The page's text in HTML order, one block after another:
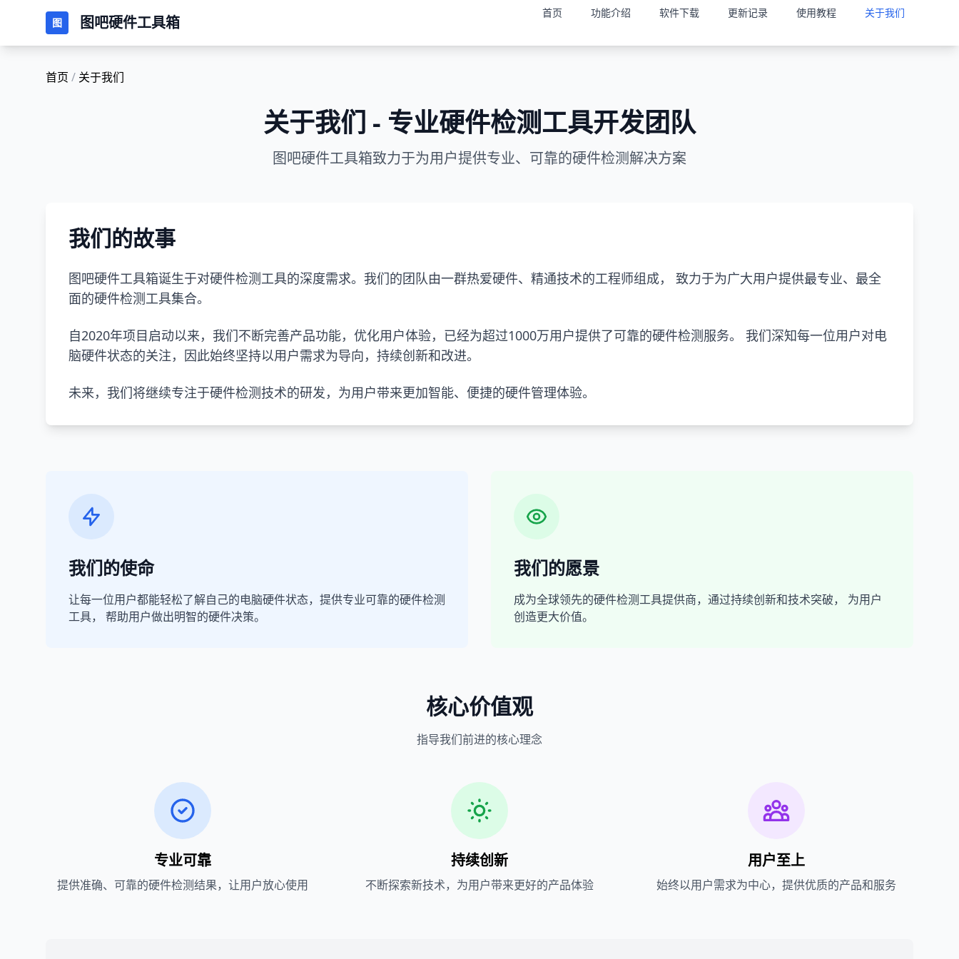
图 图吧硬件工具箱
首页 功能介绍 软件下载 更新记录 使用教程 关于我们
首页 / 关于我们
关于我们 - 专业硬件检测工具开发团队
图吧硬件工具箱致力于为用户提供专业、可靠的硬件检测解决方案
我们的故事
图吧硬件工具箱诞生于对硬件检测工具的深度需求。我们的团队由一群热爱硬件、精通技术的工程师组成， 致力于为广大用户提供最专业、最全
面的硬件检测工具集合。
自2020年项目启动以来，我们不断完善产品功能，优化用户体验，已经为超过1000万用户提供了可靠的硬件检测服务。 我们深知每一位用户对电
脑硬件状态的关注，因此始终坚持以用户需求为导向，持续创新和改进。
未来，我们将继续专注于硬件检测技术的研发，为用户带来更加智能、便捷的硬件管理体验。
我们的使命
让每一位用户都能轻松了解自己的电脑硬件状态，提供专业可靠的硬件检测
工具， 帮助用户做出明智的硬件决策。
我们的愿景
成为全球领先的硬件检测工具提供商，通过持续创新和技术突破， 为用户
创造更大价值。
核心价值观
指导我们前进的核心理念
专业可靠
提供准确、可靠的硬件检测结果，让用户放心使用
持续创新
不断探索新技术，为用户带来更好的产品体验
用户至上
始终以用户需求为中心，提供优质的产品和服务